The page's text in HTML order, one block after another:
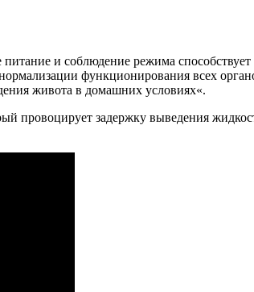
и соблюдение режима
функционирования всех
живота в домашних условиях«.
провоцирует задержку выведения